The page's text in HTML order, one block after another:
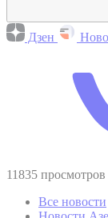
Дзен
11835 просмотров
Все новости